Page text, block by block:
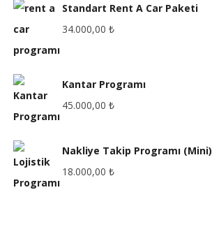
Standart Rent A Car Paketi
34.000,00 ₺
Kantar Programı
45.000,00 ₺
Nakliye Takip Programı (Mini)
18.000,00 ₺